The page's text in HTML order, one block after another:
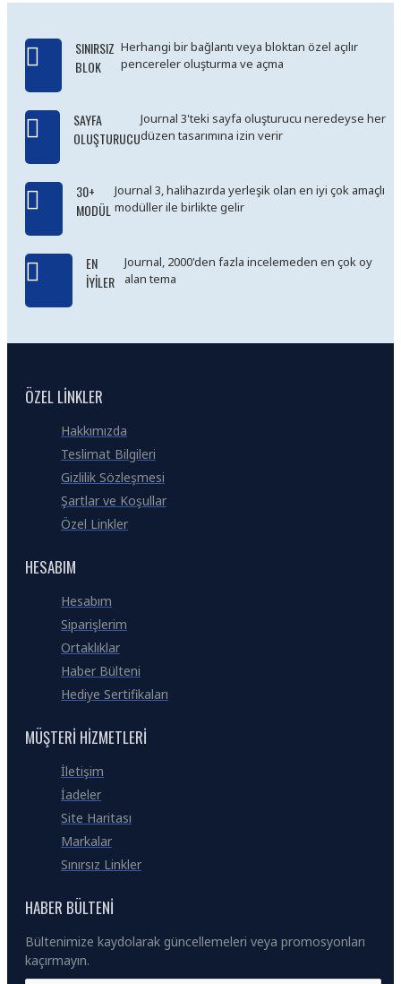
3 package.
and browser back button
support.Load products in
More button, or disable this
feature entirely and display
the default pagination.
SINIRSIZ
BLOK
Herhangi bir bağlantı veya bloktan özel açılır
pencereler oluşturma ve açma
SAYFA
OLUŞTURUCU
Journal 3'teki sayfa oluşturucu neredeyse her
düzen tasarımına izin verir
30+
MODÜL
Journal 3, halihazırda yerleşik olan en iyi çok amaçlı
modüller ile birlikte gelir
EN
İYILER
Journal, 2000'den fazla incelemeden en çok oy
alan tema
ÖZEL LINKLER
Hakkımızda
Teslimat Bilgileri
Gizlilik Sözleşmesi
Şartlar ve Koşullar
Özel Linkler
HESABIM
Hesabım
Siparişlerim
Ortaklıklar
Haber Bülteni
Hediye Sertifikaları
MÜŞTERI HIZMETLERI
İletişim
İadeler
Site Haritası
Markalar
Sınırsız Linkler
HABER BÜLTENI
Bültenimize kaydolarak güncellemeleri veya promosyonları
kaçırmayın.